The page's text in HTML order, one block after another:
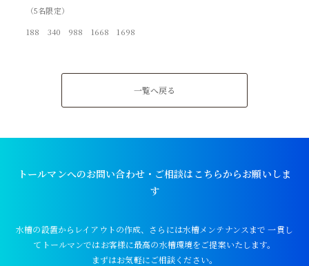
（5名限定）
188 340 988 1668 1698
一覧へ戻る
トールマンへのお問い合わせ・ご相談はこちらからお願いしま
す
水槽の設置からレイアウトの作成、さらには水槽メンテナンスまで 一貫し
てトールマンではお客様に最高の水槽環境をご提案いたします。
まずはお気軽にご相談ください。